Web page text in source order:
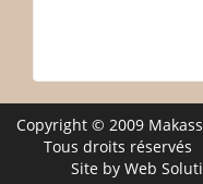
Copyright © 2009
Tous droits réservés
Site by Web